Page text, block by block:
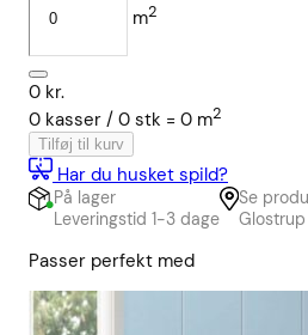
m2
0 kr.
0 kasser / 0 stk = 0 m2
Tilføj til kurv
Har du husket spild?
På lager
Leveringstid 1-3 dage
Se
Passer perfekt med